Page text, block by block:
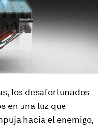
los desafortunados
en una luz que
hacia el enemigo,